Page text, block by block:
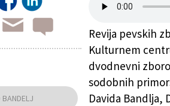
(BUMBACA)
Revija pevskih
Kulturnem
dvodnevni
sodobnih
Davida Bandlja,
BANDELJ